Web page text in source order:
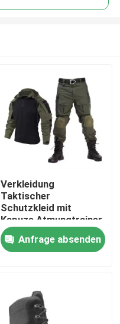
Verkleidung
Taktischer
Schutzkleid mit
Kapuze Atmungtrainer
Froschhemd und
HosenAnfrage absenden